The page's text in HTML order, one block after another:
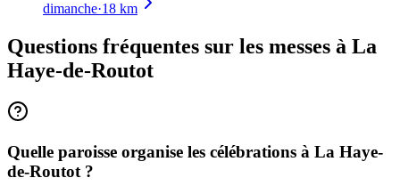
dimanche·18 km
Questions fréquentes sur les messes à La
Haye-de-Routot
Quelle paroisse organise les célébrations à La Haye-
de-Routot ?